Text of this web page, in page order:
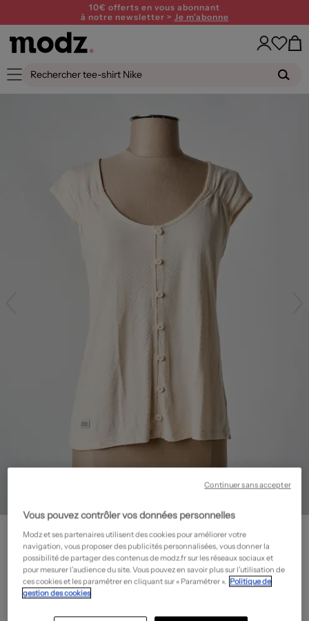
10€ offerts en vous abonnant
à notre newsletter > Je m'abonne
RAGWEAR
T-shirt - Stretch
10,20€
Prix boutique : 34,00€ -70% ?
Guide des tailles
Vous pouvez contrôler vos données personnelles
Modz et ses partenaires utilisent des cookies pour améliorer votre
navigation, vous proposer des publicités personnalisées, vous donner la
possibilité de partager des contenus de modz.fr sur les réseaux sociaux et
pour mesurer l’audience du site. Vous pouvez en savoir plus sur l’utilisation de
ces cookies et les paramétrer en cliquant sur « Paramétrer ». Politique de
gestion des cookies
Continuer sans accepter